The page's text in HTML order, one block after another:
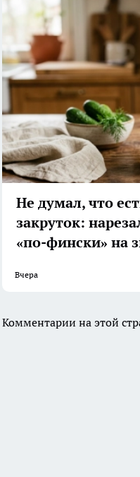
Не думал, что
закруток:
«по-фински» на
Вчера
Комментарии на этой